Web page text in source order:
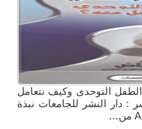
التوحدى وكيف نتعامل
: دار النشر للجامعات نبذة